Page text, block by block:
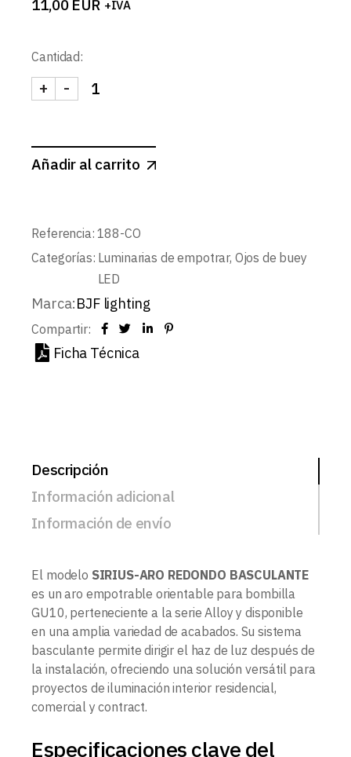
11,00 EUR +IVA
Cantidad:
SIRIUS-ARO REDONDO BASCULANTE cantidad
-
+
Añadir al carrito
Referencia: 188-CO
Categorías: Luminarias de empotrar, Ojos de buey
LED
Marca:BJF lighting
Compartir:
Ficha Técnica
Descripción
Información adicional
Información de envío
El modelo SIRIUS-ARO REDONDO BASCULANTE
es un aro empotrable orientable para bombilla
GU10, perteneciente a la serie Alloy y disponible
en una amplia variedad de acabados. Su sistema
basculante permite dirigir el haz de luz después de
la instalación, ofreciendo una solución versátil para
proyectos de iluminación interior residencial,
comercial y contract.
Especificaciones clave del